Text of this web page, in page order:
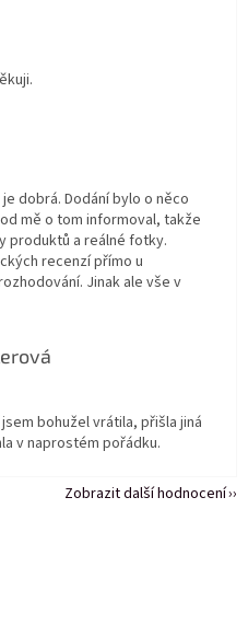
je 5 z 5 hvězdiček.
je 5 z 5 hvězdiček.
dobrá. Dodání bylo o něco
mě o tom informoval, takže
produktů a reálné fotky.
recenzí přímo u
Jinak ale vše v
je 5 z 5 hvězdiček.
bohužel vrátila, přišla jiná
v naprostém pořádku.
Zobrazit další hodnocení